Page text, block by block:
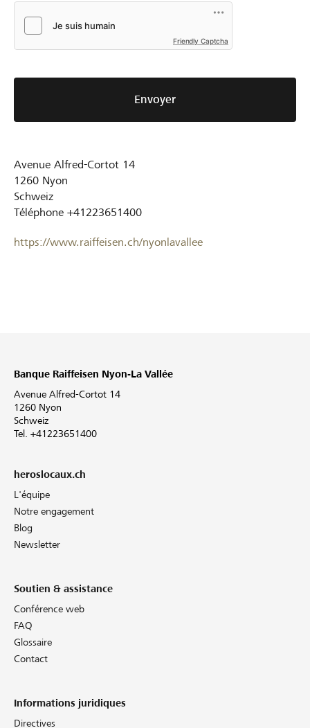
Friendly Captcha
Envoyer
Avenue Alfred-Cortot 14
1260 Nyon
Schweiz
Téléphone +41223651400
https://www.raiffeisen.ch/nyonlavallee
Banque Raiffeisen Nyon-La Vallée
Avenue Alfred-Cortot 14
1260 Nyon
Schweiz
Tel. +41223651400
heroslocaux.ch
L'équipe
Notre engagement
Blog
Newsletter
Soutien & assistance
Conférence web
FAQ
Glossaire
Contact
Informations juridiques
Directives